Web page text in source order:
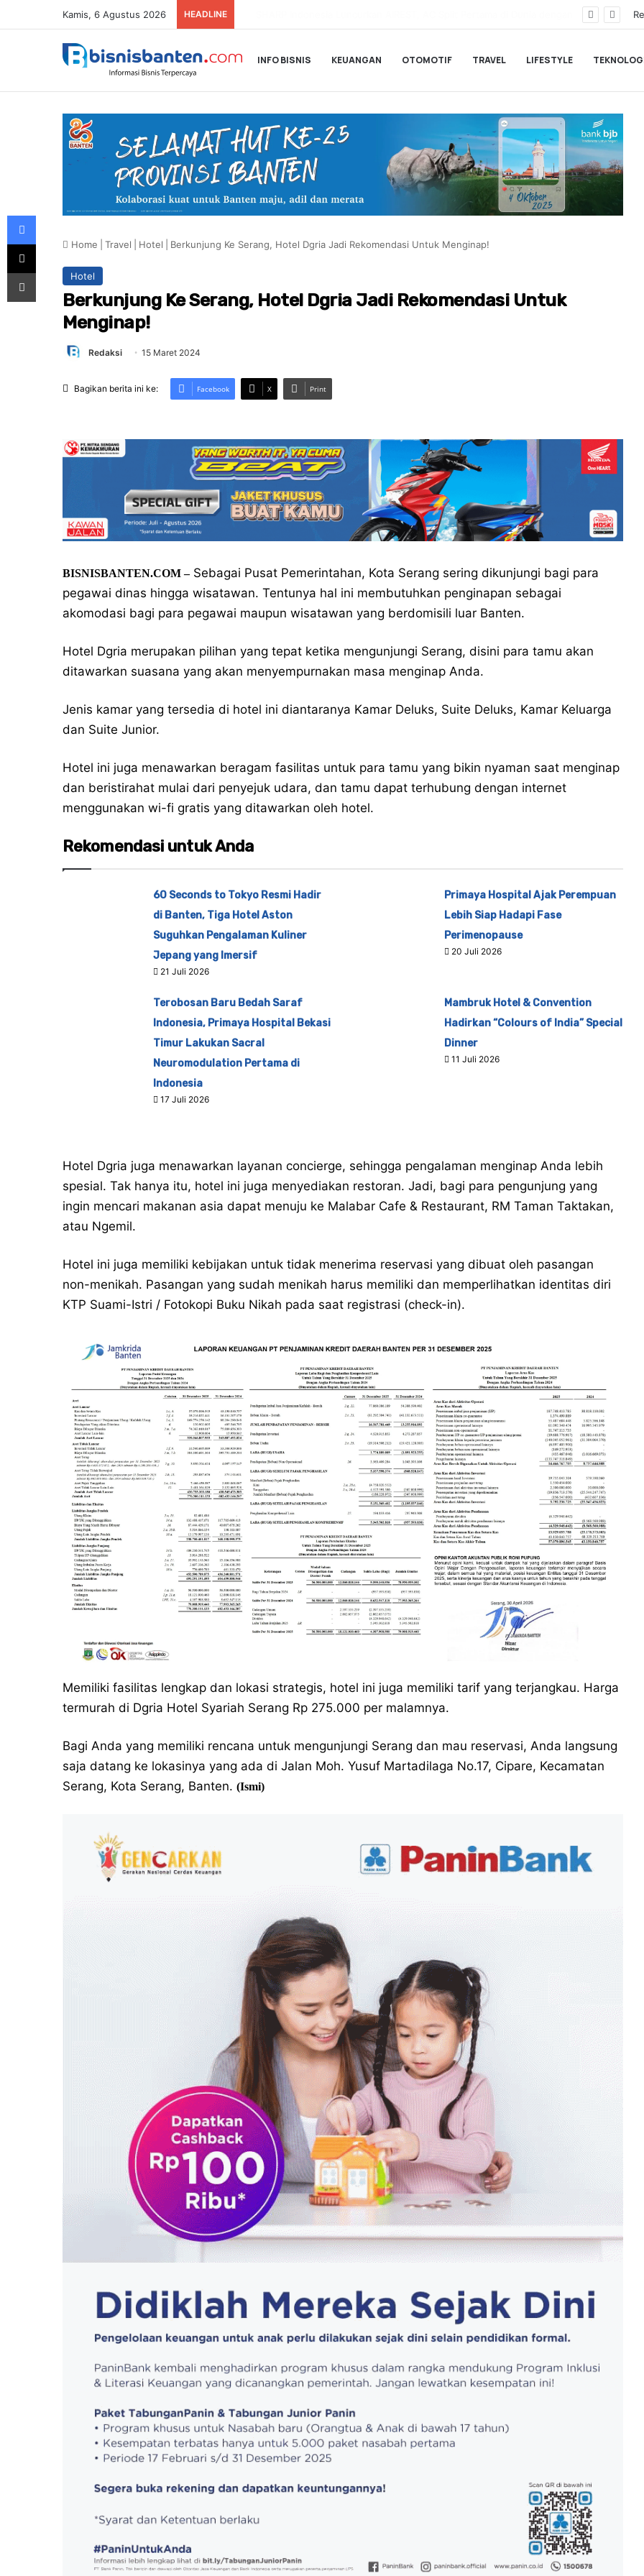
Kamis, 6 Agustus 2026 HEADLINE
INFO BISNIS KEUANGAN OTOMOTIF TRAVEL LIFESTYLE
Home Travel Hotel Berkunjung Ke Serang, Hotel Dgria Jadi Rekomendasi Untuk Menginap!
Hotel
Berkunjung Ke Serang, Hotel Dgria Jadi Rekomendasi Untuk
Menginap!
Redaksi 15 Maret 2024
Bagikan berita ini ke: Facebook X Print
BISNISBANTEN.COM –Sebagai Pusat Pemerintahan, Kota Serang sering dikunjungi bagi para
pegawai dinas hingga wisatawan. Tentunya hal ini membutuhkan penginapan sebagai
akomodasi bagi para pegawai maupun wisatawan yang berdomisili luar Banten.
Hotel Dgria merupakan pilihan yang tepat ketika mengunjungi Serang, disini para tamu akan
ditawarkan suasana yang akan menyempurnakan masa menginap Anda.
Jenis kamar yang tersedia di hotel ini diantaranya Kamar Deluks, Suite Deluks, Kamar Keluarga
dan Suite Junior.
Hotel ini juga menawarkan beragam fasilitas untuk para tamu yang bikin nyaman saat menginap
dan beristirahat mulai dari penyejuk udara, dan tamu dapat terhubung dengan internet
menggunakan wi-fi gratis yang ditawarkan oleh hotel.
Rekomendasi untuk Anda
60 Seconds to Tokyo Resmi Hadir
di Banten, Tiga Hotel Aston
Suguhkan Pengalaman Kuliner
Jepang yang Imersif
21 Juli 2026
Primaya Hospital Ajak Perempuan
Lebih Siap Hadapi Fase
Perimenopause
20 Juli 2026
Terobosan Baru Bedah Saraf
Indonesia, Primaya Hospital Bekasi
Timur Lakukan Sacral
Neuromodulation Pertama di
Indonesia
17 Juli 2026
Mambruk Hotel & Convention
Hadirkan “Colours of India” Special
Dinner
11 Juli 2026
Hotel Dgria juga menawarkan layanan concierge, sehingga pengalaman menginap Anda lebih
spesial. Tak hanya itu, hotel ini juga menyediakan restoran. Jadi, bagi para pengunjung yang
ingin mencari makanan asia dapat menuju ke Malabar Cafe & Restaurant, RM Taman Taktakan,
atau Ngemil.
Hotel ini juga memiliki kebijakan untuk tidak menerima reservasi yang dibuat oleh pasangan
non-menikah. Pasangan yang sudah menikah harus memiliki dan memperlihatkan identitas diri
KTP Suami-Istri / Fotokopi Buku Nikah pada saat registrasi (check-in).
Memiliki fasilitas lengkap dan lokasi strategis, hotel ini juga memiliki tarif yang terjangkau. Harga
termurah di Dgria Hotel Syariah Serang Rp 275.000 per malamnya.
Bagi Anda yang memiliki rencana untuk mengunjungi Serang dan mau reservasi, Anda langsung
saja datang ke lokasinya yang ada di Jalan Moh. Yusuf Martadilaga No.17, Cipare, Kecamatan
Serang, Kota Serang, Banten. (Ismi)
Facebook